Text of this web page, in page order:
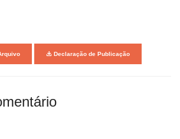
Declaração de Publicação